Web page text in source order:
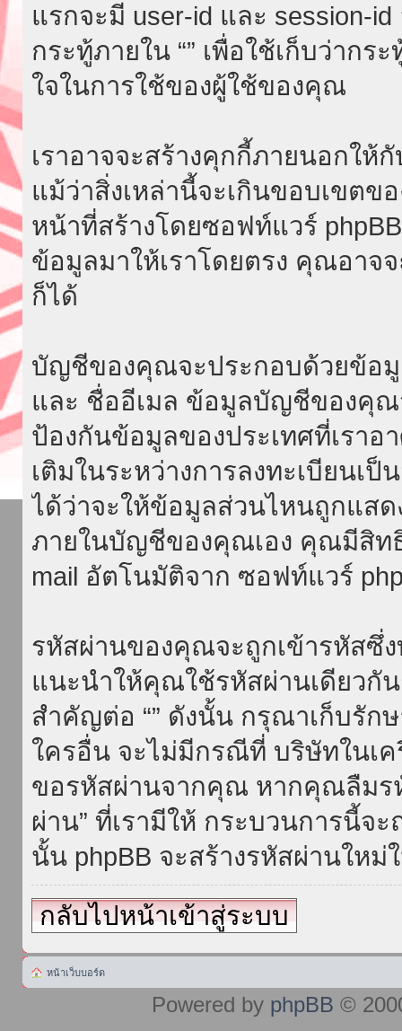
แรกจะมี user-id และ session-
กระทู้ภายใน “” เพื่อใช้เก็บว่าก
ใจในการใช้ของผู้ใช้ของคุณ
เราอาจจะสร้างคุกกี้ภายนอกให้
แม้ว่าสิ่งเหล่านี้จะเกินขอบเขตข
หน้าที่สร้างโดยซอฟท์แวร์
ข้อมูลมาให้เราโดยตรง คุณอาจ
ก็ได้
บัญชีของคุณจะประกอบด้วยข้อมู
และ ชื่ออีเมล ข้อมูลบัญชีของคุณ
ป้องกันข้อมูลของประเทศที่เราอ
เติมในระหว่างการลงทะเบียนเ
ได้ว่าจะให้ข้อมูลส่วนไหนถูกแส
ภายในบัญชีของคุณเอง คุณมีสิทธิ์
mail อัตโนมัติจาก ซอฟท์แวร์
รหัสผ่านของคุณจะถูกเข้ารหัสซึ่
แนะนำให้คุณใช้รหัสผ่านเดียวกั
สำคัญต่อ “” ดังนั้น กรุณาเก็บรัก
ใครอื่น จะไม่มีกรณีที่ บริษัทในเ
ขอรหัสผ่านจากคุณ หากคุณลืมร
ผ่าน” ที่เรามีให้ กระบวนการนี้จ
นั้น phpBB จะสร้างรหัสผ่านให
กลับไปหน้าเข้าสู่ระบบ
หน้าเว็บบอร์ด
Powered by phpBB ©